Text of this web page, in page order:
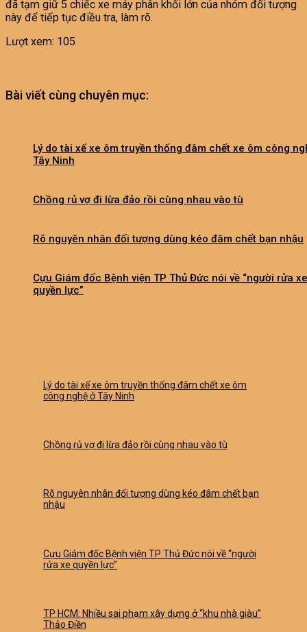
đã tạm giữ 5 chiếc xe máy phân khối lớn của nhóm đối tượng
này để tiếp tục điều tra, làm rõ.
Lượt xem: 105
Bài viết cùng chuyên mục:
Lý do tài xế xe ôm truyền thống đâm chết xe ôm công
Tây Ninh
Chồng rủ vợ đi lừa đảo rồi cùng nhau vào tù
Rõ nguyên nhân đối tượng dùng kéo đâm chết bạn nhậu
Cựu Giám đốc Bệnh viện TP Thủ Đức nói về “người rửa xe
quyền lực”
Lý do tài xế xe ôm truyền thống đâm chết xe ôm
công nghệ ở Tây Ninh
Chồng rủ vợ đi lừa đảo rồi cùng nhau vào tù
Rõ nguyên nhân đối tượng dùng kéo đâm chết bạn
nhậu
Cựu Giám đốc Bệnh viện TP Thủ Đức nói về “người
rửa xe quyền lực”
TP HCM: Nhiều sai phạm xây dựng ở “khu nhà giàu”
Thảo Điền